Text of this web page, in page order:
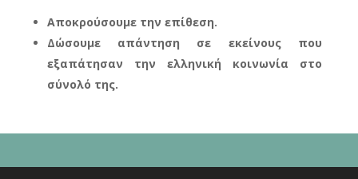
Αποκρούσουμε την επίθεση.
Δώσουμε απάντηση σε εκείνους που
εξαπάτησαν την ελληνική κοινωνία στο
σύνολό της.